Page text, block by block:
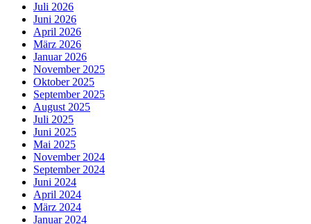
Juli 2026
Juni 2026
April 2026
März 2026
Januar 2026
November 2025
Oktober 2025
September 2025
August 2025
Juli 2025
Juni 2025
Mai 2025
November 2024
September 2024
Juni 2024
April 2024
März 2024
Januar 2024